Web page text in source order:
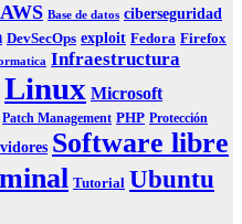
AWS Base de datos ciberseguridad
DevSecOps exploit Fedora Firefox
Infraestructura
Linux Microsoft
Patch Management PHP Protección
Software libre
Tutorial Ubuntu